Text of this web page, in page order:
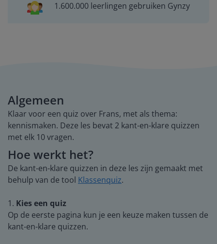
1.600.000 leerlingen gebruiken Gynzy
Algemeen
Klaar voor een quiz over Frans, met als thema:
kennismaken. Deze les bevat 2 kant-en-klare quizzen
met elk 10 vragen.
Hoe werkt het?
De kant-en-klare quizzen in deze les zijn gemaakt met
behulp van de tool Klassenquiz.
1. Kies een quiz
Op de eerste pagina kun je een keuze maken tussen de
kant-en-klare quizzen.